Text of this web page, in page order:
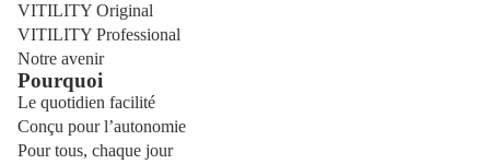
VITILITY Original
VITILITY Professional
Notre avenir
Pourquoi
Le quotidien facilité
Conçu pour l’autonomie
Pour tous, chaque jour